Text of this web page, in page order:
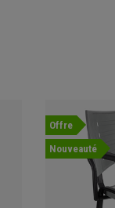
Offre
Nouveauté